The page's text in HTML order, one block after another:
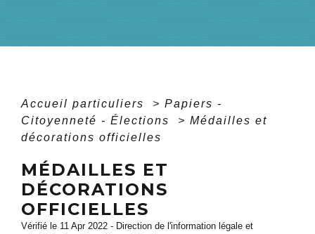
Accueil particuliers > Papiers -
Citoyenneté - Élections
> Médailles et
décorations officielles
MÉDAILLES ET
DÉCORATIONS
OFFICIELLES
Vérifié le 11 Apr 2022 - Direction de l'information légale et